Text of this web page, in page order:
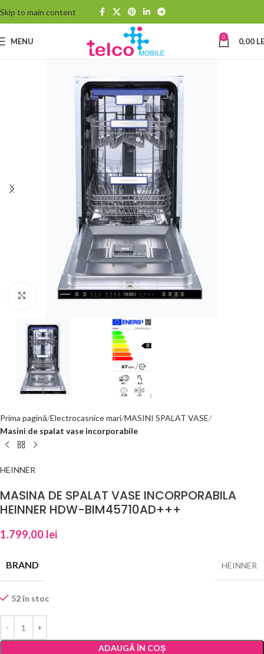
Skip to main content
MENU 0 0,00
Click to enlarge
Prima pagină Electrocasnice mari MASINI SPALAT VASE
Masini de spalat vase incorporabile
HEINNER
MASINA DE SPALAT VASE INCORPORABILA
HEINNER HDW-BIM45710AD+++
1.799,00 lei
BRAND HEINNER
52 în stoc
ADAUGĂ ÎN COȘ